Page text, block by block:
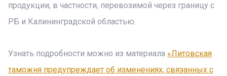
продукции, в частности, перевозимой через границу с
РБ и Калининградской областью.
Узнать подробности можно из материала «Литовская
таможня предупреждает об изменениях, связанных с